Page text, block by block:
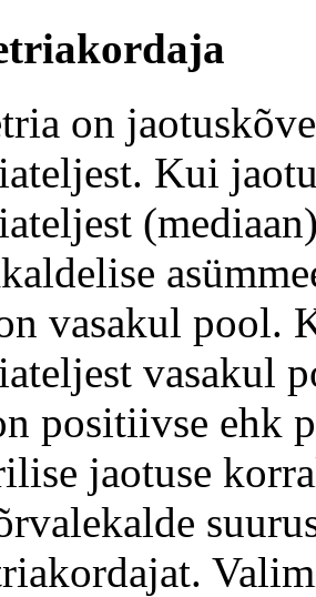
on
Kui
vasakul pool.
vasakul
positiivse ehk
jaotuse